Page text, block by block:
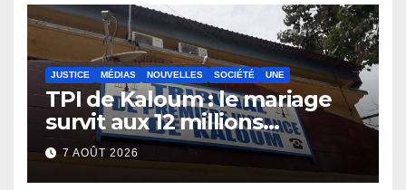
JUSTICE MÉDIAS NOUVELLES SOCIÉTÉ UNE
TPI de Kaloum : le mariage
survit aux 12 millions
détournés
7 AOÛT 2026